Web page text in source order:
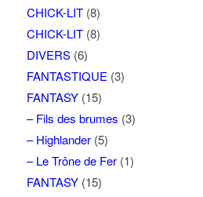
CHICK-LIT(8)
CHICK-LIT(8)
DIVERS(6)
FANTASTIQUE (3)
FANTASY(15)
– Fils des brumes (3)
– Highlander(5)
– Le Trône de Fer(1)
FANTASY(15)